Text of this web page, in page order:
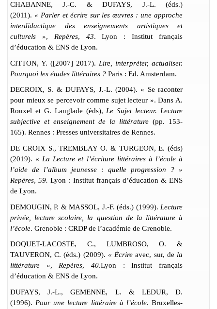
CHABANNE, J.-C. & DUFAYS, J.-L. (éds.)
(2011). « Parler et écrire sur les œuvres : une approche
interdidactique des enseignements artistiques et
culturels », Repères, 43. Lyon : Institut français
d’éducation & ENS de Lyon.
CITTON, Y. ([2007] 2017). Lire, interpréter, actualiser.
Pourquoi les études littéraires ? Paris : Ed. Amsterdam.
DECROIX, S. & DUFAYS, J.-L. (2004). « Se raconter
pour mieux se percevoir comme sujet lecteur ». Dans A.
Rouxel et G. Langlade (éds),Le Sujet lecteur. Lecture
subjective et enseignement de la littérature (pp. 153-
165). Rennes : Presses universitaires de Rennes.
DE CROIX S., TREMBLAY O. & TURGEON, E. (éds)
(2019). « La Lecture et l’écriture littéraires à l’école à
l’aide de l’album jeunesse : quelle progression ? »
Repères,59.Lyon : Institut français d’éducation & ENS
de Lyon.
DEMOUGIN, P. & MASSOL, J.-F. (éds.) (1999). Lecture
privée, lecture scolaire, la question de la littérature à
l’école. Grenoble : CRDP de l’académie de Grenoble.
DOQUET-LACOSTE, C., LUMBROSO, O. &
TAUVERON, C. (éds.) (2009). «Écrireavec, sur, de la
littérature »,Repères,40.Lyon : Institut français
d’éducation & ENS de Lyon.
DUFAYS, J.-L., GEMENNE, L. & LEDUR, D.
(1996). Pour une lecture littéraire à l’école. Bruxelles-